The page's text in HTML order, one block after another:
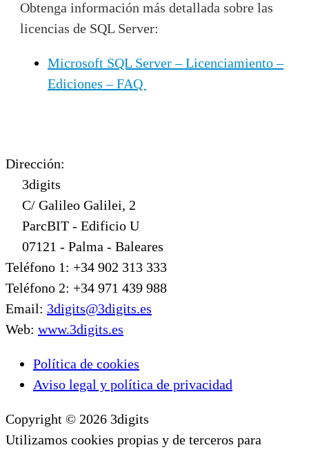
Obtenga información más detallada sobre las
licencias de SQL Server:
Microsoft SQL Server – Licenciamiento –
Ediciones – FAQ
Dirección:
3digits
C/ Galileo Galilei, 2
ParcBIT - Edificio U
07121 - Palma - Baleares
Teléfono 1: +34 902 313 333
Teléfono 2: +34 971 439 988
Email: 3digits@3digits.es
Web: www.3digits.es
Política de cookies
Aviso legal y política de privacidad
Copyright © 2026 3digits
Utilizamos cookies propias y de terceros para